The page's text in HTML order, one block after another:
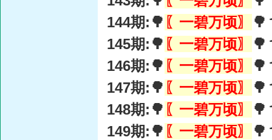
144期:🌳 〖一碧万顷〗
145期:🌳 〖一碧万顷〗
146期:🌳 〖一碧万顷〗
147期:🌳 〖一碧万顷〗
148期:🌳 〖一碧万顷〗
149期:🌳 〖一碧万顷〗